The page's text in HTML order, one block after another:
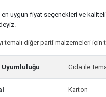
en uygun fiyat seçenekleri ve
temalı diğer parti malzemeleri için
Uyumluluğu Gıda ile
Karton